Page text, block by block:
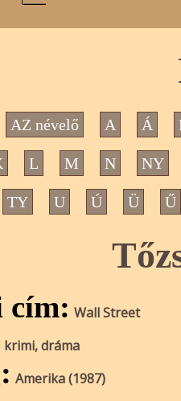
AZ névelő A Á
L M N NY
TY U Ú Ü Ű
cím: Wall Street
krimi, dráma
Amerika (1987)